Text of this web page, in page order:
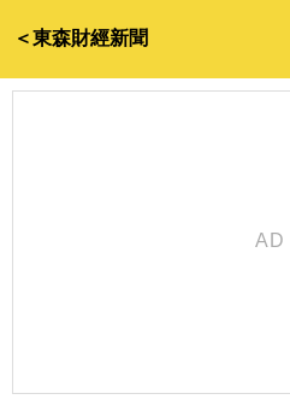
＜東森財經新聞